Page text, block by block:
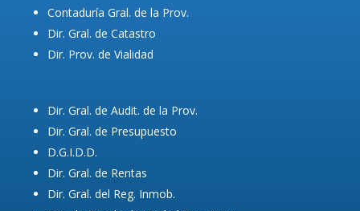
Contaduría Gral. de la Prov.
Dir. Gral. de Catastro
Dir. Prov. de Vialidad
Dir. Gral. de Audit. de la Prov.
Dir. Gral. de Presupuesto
D.G.I.D.D.
Dir. Gral. de Rentas
Dir. Gral. del Reg. Inmob.